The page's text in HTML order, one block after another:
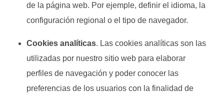
de la página web. Por ejemple, definir el idioma, la
configuración regional o el tipo de navegador.
Cookies analíticas. Las cookies analíticas son las
utilizadas por nuestro sitio web para elaborar
perfiles de navegación y poder conocer las
preferencias de los usuarios con la finalidad de